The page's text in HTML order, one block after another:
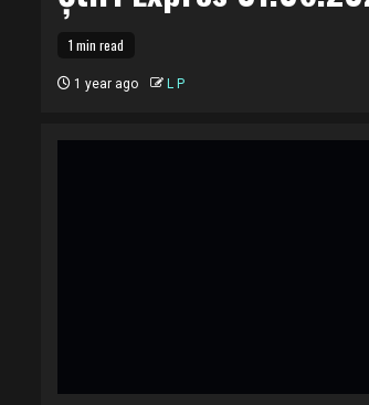
1 min read
1 year ago L P